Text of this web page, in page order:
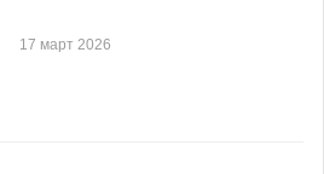
17 март 2026